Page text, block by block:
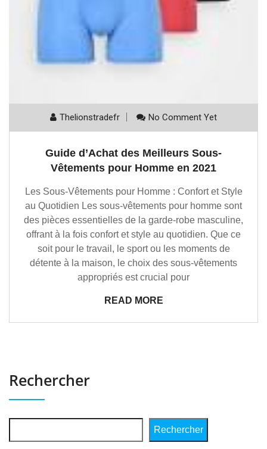
Thelionstradefr No Comment Yet
Guide d’Achat des Meilleurs Sous-
Vêtements pour Homme en 2021
Les Sous-Vêtements pour Homme : Confort et Style
au Quotidien Les sous-vêtements pour homme sont
des pièces essentielles de la garde-robe masculine,
offrant à la fois confort et style au quotidien. Que ce
soit pour le travail, le sport ou les moments de
détente à la maison, le choix des sous-vêtements
appropriés est crucial pour
READ MORE
Rechercher
Rechercher